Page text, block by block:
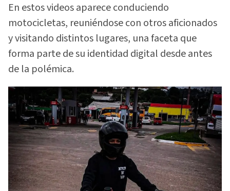
En estos videos aparece conduciendo
motocicletas, reuniéndose con otros aficionados
y visitando distintos lugares, una faceta que
forma parte de su identidad digital desde antes
de la polémica.